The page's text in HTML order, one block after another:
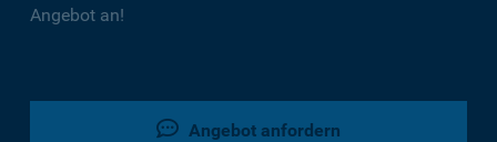
Angebot an!
Angebot anfordern